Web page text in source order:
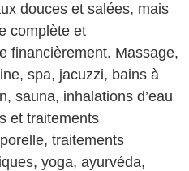
douces et salées, mais
complète et
financièrement. Massage,
spa, jacuzzi, bains à
sauna, inhalations d’eau
et traitements
traitements
yoga, ayurvéda,